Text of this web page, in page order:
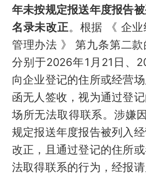
年未按规定报送年度报告
名录未改正。根据 《 企
管理办法 》 第九条第二
分别于2026年1月21日、
向企业登记的住所或经营
函无人签收，视为通过登
场所无法取得联系。涉嫌
规定报送年度报告被列入
改正，且通过登记的住所
法取得联系的行为，经报